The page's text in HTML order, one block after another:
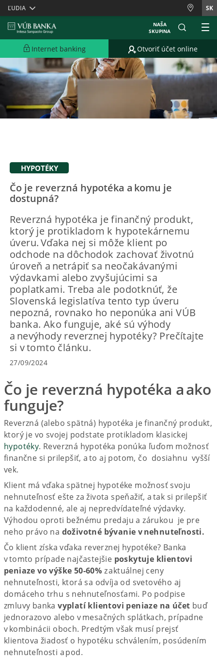
Skiplinks
ĽUDIA SK
NAŠA
SKUPINA
Internet banking Otvoriť účet online
HYPOTÉKY
Čo je reverzná hypotéka a komu je
dostupná?
Reverzná hypotéka je finančný produkt,
ktorý je protikladom k hypotekárnemu
úveru. Vďaka nej si môže klient po
odchode na dôchodok zachovať životnú
úroveň a netrápiť sa neočakávanými
výdavkami alebo zvyšujúcimi sa
poplatkami. Treba ale podotknúť, že
Slovenská legislatíva tento typ úveru
nepozná, rovnako ho neponúka ani VÚB
banka. Ako funguje, aké sú výhody
a nevýhody reverznej hypotéky? Prečítajte
si v tomto článku.
27/09/2024
Čo je reverzná hypotéka a ako
funguje?
Reverzná (alebo spätná) hypotéka je finančný produkt,
ktorý je vo svojej podstate protikladom klasickej
hypotéky. Reverzná hypotéka ponúka ľuďom možnosť
finančne si prilepšiť, a to aj potom, čo dosiahnu vyšší
vek.
Klient má vďaka spätnej hypotéke možnosť svoju
nehnuteľnosť ešte za života speňažiť, a tak si prilepšiť
na každodenné, ale aj nepredvídateľné výdavky.
Výhodou oproti bežnému predaju a zárukou je pre
neho právo na doživotné bývanie v nehnuteľnosti.
Čo klient získa vďaka reverznej hypotéke? Banka
v tomto prípade najčastejšie poskytuje klientovi
peniaze vo výške 50-60% z aktuálnej ceny
nehnuteľnosti, ktorá sa odvíja od svetového aj
domáceho trhu s nehnuteľnosťami. Po podpise
zmluvy banka vyplatí klientovi peniaze na účet buď
jednorazovo alebo v mesačných splátkach, prípadne
v kombinácii oboch. Predtým však musí prejsť
klientova žiadosť o hypotéku schválením, posúdením
nehnuteľnosti a pod.